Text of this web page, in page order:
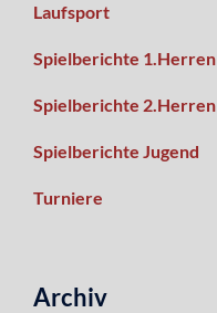
Laufsport
Spielberichte 1.Herren
Spielberichte 2.Herren
Spielberichte Jugend
Turniere
Archiv